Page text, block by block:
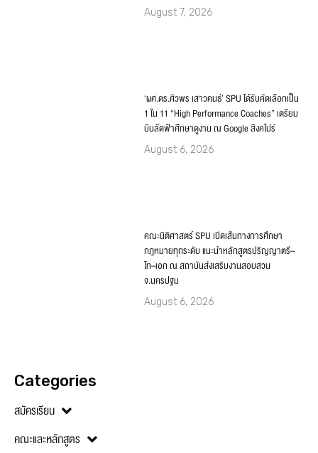
August 7, 2026
‘ผศ.ดร.ศิวพร เสาวคนธ์’ SPU ได้รับคัดเลือกเป็น
1 ใน 11 “High Performance Coaches” เตรียม
บินลัดฟ้าศึกษาดูงาน ณ Google สิงคโปร์
August 6, 2026
คณะนิติศาสตร์ SPU เปิดเส้นทางการศึกษา
กฎหมายทุกระดับ แนะนำหลักสูตรปริญญาตรี–
โท–เอก ณ สถาบันส่งเสริมงานสอบสวน
จ.นครปฐม
August 6, 2026
Categories
สมัครเรียน
คณะและหลักสูตร